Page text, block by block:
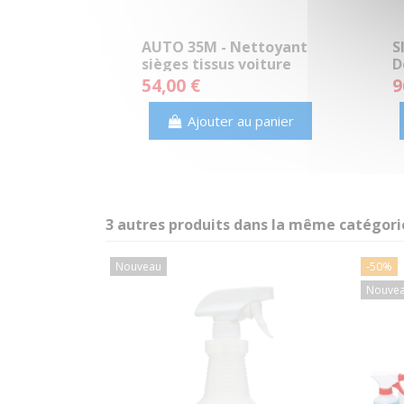
AUTO 35M - Nettoyant
sièges tissus voiture
concentré (AUTONET)
54,00 €
Ajouter au panier
3 autres produits dans la même
Nouveau
-50%